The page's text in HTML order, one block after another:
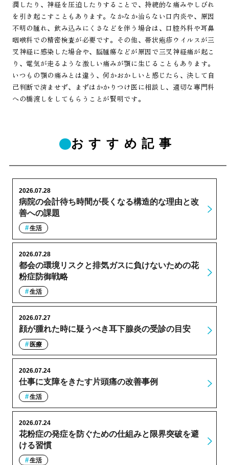
潤したり、神経を圧迫したりすることで、持続的な痛みやしびれ
を引き起こすこともあります。なかなか治らない口内炎や、原因
不明の腫れ、飲み込みにくさなどを伴う場合は、口腔外科や耳鼻
咽喉科での精密検査が必要です。その他、帯状疱疹ウイルスが三
叉神経に感染した場合や、脳腫瘍などが原因で三叉神経痛が起こ
り、電気が走るような激しい痛みが顎に生じることもあります。
いつもの顎の痛みとは違う、何かおかしいと感じたら、決して自
己判断で済ませず、まずはかかりつけ医に相談し、適切な専門科
への橋渡しをしてもらうことが賢明です。
おすすめ記事
病院の会計待ち時間が長くなる構造的な理由と改
善への課題
2026.07.28
生活
都会の環境リスクと排気ガスに負けないための花
粉症防御戦略
2026.07.28
生活
顔が腫れた時に疑うべき耳下腺炎の受診の目安
2026.07.27
医療
仕事に支障をきたす片頭痛の改善事例
2026.07.24
生活
花粉症の発症を防ぐための仕組みと限界突破を避
ける習慣
2026.07.24
生活